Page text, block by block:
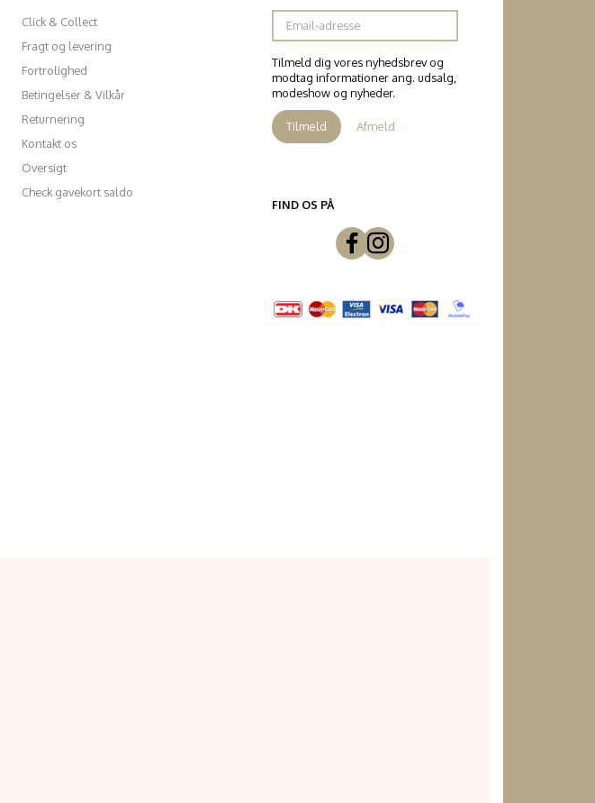
Click & Collect
Fragt og levering
Fortrolighed
Betingelser & Vilkår
Returnering
Kontakt os
Oversigt
Check gavekort saldo
Email-
adresse
Tilmeld dig vores nyhedsbrev og
modtag informationer ang. udsalg,
modeshow og nyheder.
Tilmeld Afmeld
FIND OS PÅ